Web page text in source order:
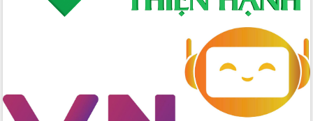
án cao tốc và thăm khu tái định cư tại
Đắk Lắk